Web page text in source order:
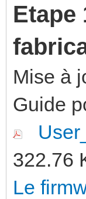
Etape
Mise à
Guide
322.76
Le